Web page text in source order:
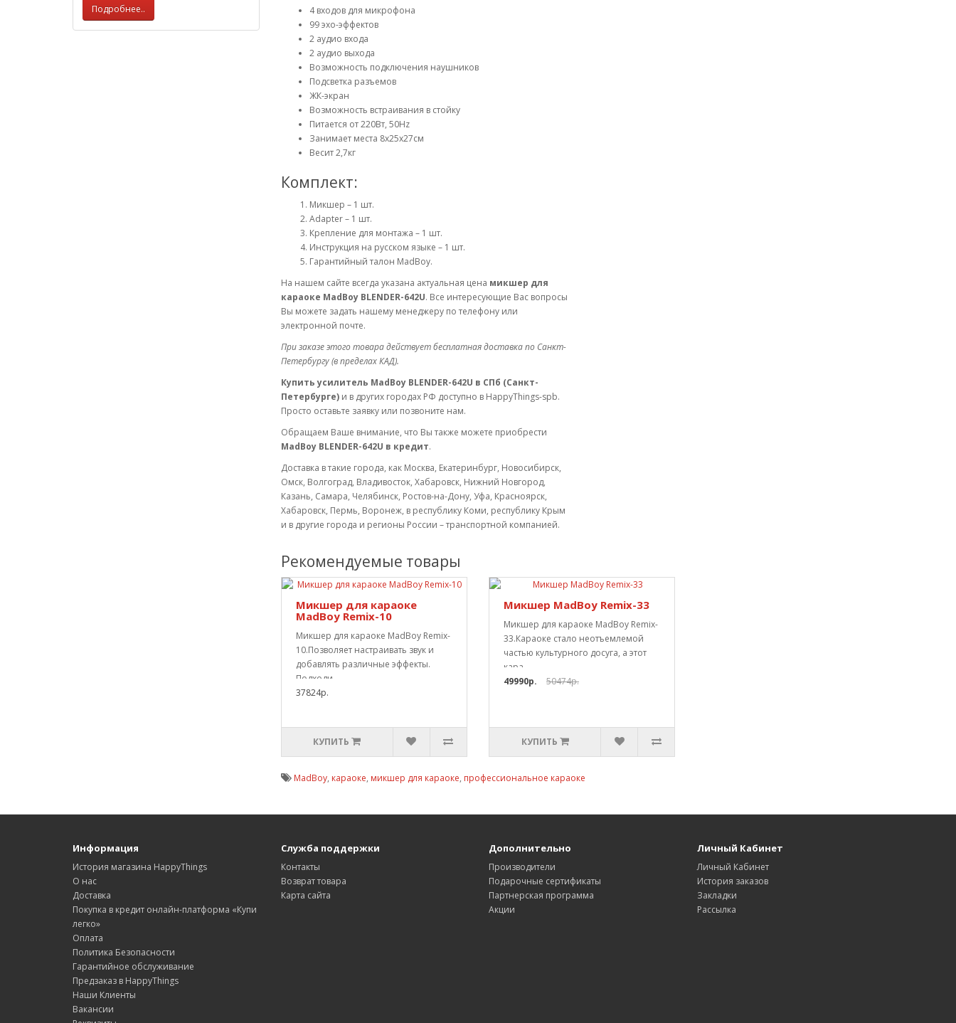
Подробнее..
4 входов для микрофона
99 эхо-эффектов
2 аудио входа
2 аудио выхода
Возможность подключения наушников
Подсветка разъемов
ЖК-экран
Возможность встраивания в стойку
Питается от 220Вт, 50Hz
Занимает места 8х25х27см
Весит 2,7кг
Комплект:
Микшер – 1 шт.
Adapter – 1 шт.
Крепление для монтажа – 1 шт.
Инструкция на русском языке – 1 шт.
Гарантийный талон MadBoy.
На нашем сайте всегда указана актуальная цена микшер для
караоке MadBoy BLENDER-642U. Все интересующие Вас вопросы
Вы можете задать нашему менеджеру по телефону или
электронной почте.
При заказе этого товара действует бесплатная доставка по Санкт-
Петербургу (в пределах КАД).
Купить усилитель MadBoy BLENDER-642U в СПб (Санкт-
Петербурге)и в других городах РФ доступно в HappyThings-spb.
Просто оставьте заявку или позвоните нам.
Обращаем Ваше внимание, что Вы также можете приобрести
MadBoy BLENDER-642U в кредит.
Доставка в такие города, как Москва, Екатеринбург, Новосибирск,
Омск, Волгоград, Владивосток, Хабаровск, Нижний Новгород,
Казань, Самара, Челябинск, Ростов-на-Дону, Уфа, Красноярск,
Хабаровск, Пермь, Воронеж, в республику Коми, республику Крым
и в другие города и регионы России – транспортной компанией.
Рекомендуемые товары
Микшер для караоке
MadBoy Remix-10
Микшер для караоке MadBoy Remix-
10.Позволяет настраивать звук и
добавлять различные эффекты.
Подходи..
37824р.
КУПИТЬ
Микшер MadBoy Remix-33
Микшер для караоке MadBoy Remix-
33.Караоке стало неотъемлемой
частью культурного досуга, а этот
кара..
49990р.
50474р.
КУПИТЬ
MadBoy, караоке, микшер для караоке, профессиональное караоке
Информация
История магазина HappyThings
О нас
Доставка
Покупка в кредит онлайн-платформа «Купи
легко»
Оплата
Политика Безопасности
Гарантийное обслуживание
Предзаказ в HappyThings
Наши Клиенты
Вакансии
Служба поддержки
Контакты
Возврат товара
Карта сайта
Дополнительно
Производители
Подарочные сертификаты
Партнерская программа
Акции
Личный Кабинет
Личный Кабинет
История заказов
Закладки
Рассылка